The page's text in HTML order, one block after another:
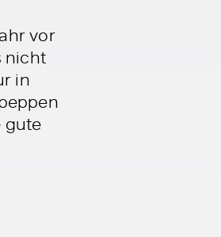
vor
nicht
in
gute